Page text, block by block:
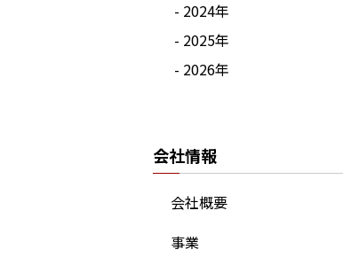
- 2024年
- 2025年
- 2026年
会社情報
会社概要
事業